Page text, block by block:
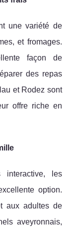
une variété de
et fromages.
façon de
des repas
et Rodez sont
offre riche en
interactive, les
option.
aux adultes de
aveyronnais,